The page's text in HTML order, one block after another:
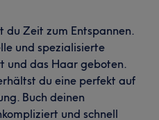
du Zeit zum Entspannen.
und spezialisierte
und das Haar geboten.
du eine perfekt auf
Buch deinen
und schnell